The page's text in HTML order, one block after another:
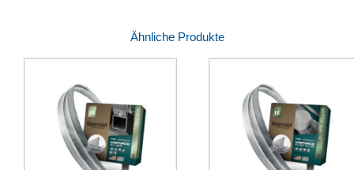
Ähnliche Produkte